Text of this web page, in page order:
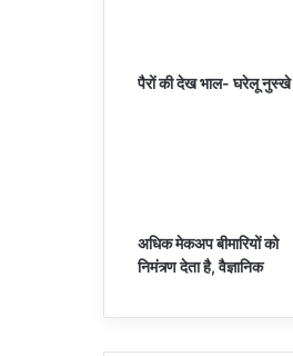
पैरों की देख भाल- घरेलू नुस्खे
अधिक मेकअप बीमारियों को
निमंत्र्ण देता है, वैज्ञानिक